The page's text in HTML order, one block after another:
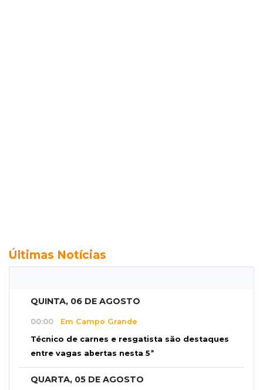
Últimas Notícias
QUINTA, 06 DE AGOSTO
00:00 Em Campo Grande
Técnico de carnes e resgatista são destaques
entre vagas abertas nesta 5ª
QUARTA, 05 DE AGOSTO